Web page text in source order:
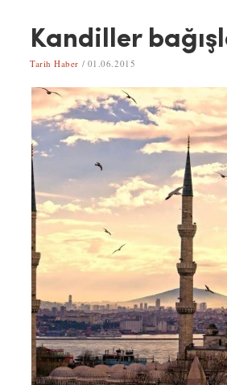
Kandiller
Tarih Haber / 01.06.2015